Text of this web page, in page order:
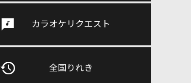
カラオケリクエスト
全国りれき